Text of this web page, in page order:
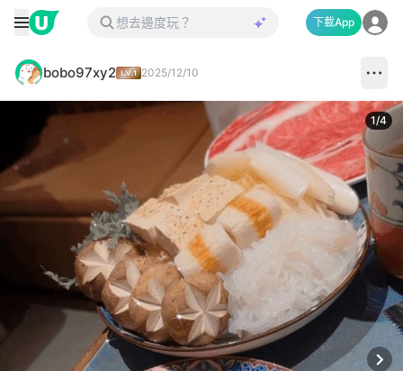
下載App
bobo97xy2 2025/12/10
1/4